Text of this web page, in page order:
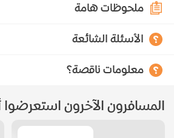
ملحوظات هامة
الأسئلة الشائعة
معلومات ناقصة؟
المسافرون الآخرون استعرضوا